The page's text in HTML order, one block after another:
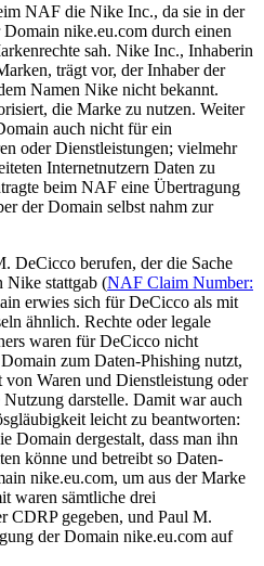
NAF die Nike Inc., da sie in der
nike.eu.com durch einen
sah. Nike Inc., Inhaberin
trägt vor, der Inhaber der
Namen Nike nicht bekannt.
die Marke zu nutzen. Weiter
auch nicht für ein
oder Dienstleistungen; vielmehr
Internetnutzern Daten zu
beim NAF eine Übertragung
der Domain selbst nahm zur
DeCicco berufen, der die Sache
Nike stattgab (NAF Claim Number:
erwies sich für DeCicco als mit
ähnlich. Rechte oder legale
waren für DeCicco nicht
zum Daten-Phishing nutzt,
Waren und Dienstleistung oder
darstelle. Damit war auch
leicht zu beantworten:
Domain dergestalt, dass man ihn
könne und betreibt so Daten-
nike.eu.com, um aus der Marke
waren sämtliche drei
CDRP gegeben, und Paul M.
der Domain nike.eu.com auf